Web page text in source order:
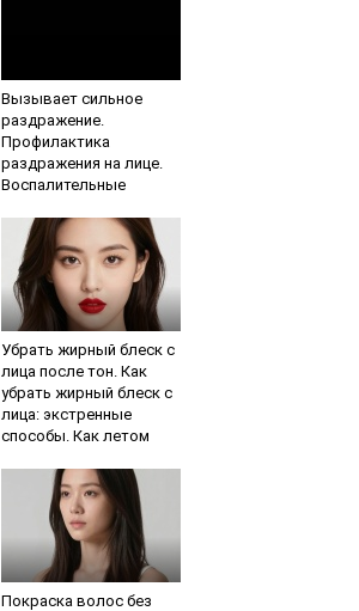
Вызывает сильное
раздражение.
Профилактика
раздражения на лице.
Воспалительные
Убрать жирный блеск с
лица после тон. Как
убрать жирный блеск с
лица: экстренные
способы. Как летом
блеск кожи
Покраска волос без